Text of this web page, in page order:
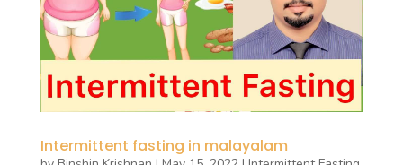
Intermittent fasting in malayalam